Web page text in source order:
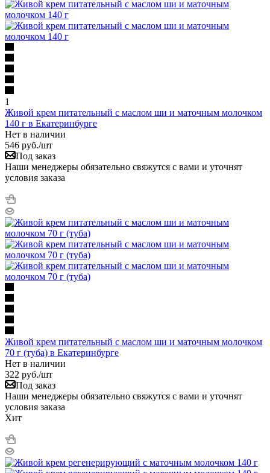
1
Живой крем питательный с маслом ши и маточным молочком
140 г в Екатеринбурге
Нет в наличии
546 руб./шт
Под заказ
Наши менеджеры обязательно свяжутся с вами и уточнят
условия заказа
Живой крем питательный с маслом ши и маточным молочком
70 г (туба) в Екатеринбурге
Нет в наличии
322 руб./шт
Под заказ
Наши менеджеры обязательно свяжутся с вами и уточнят
условия заказа
Хит